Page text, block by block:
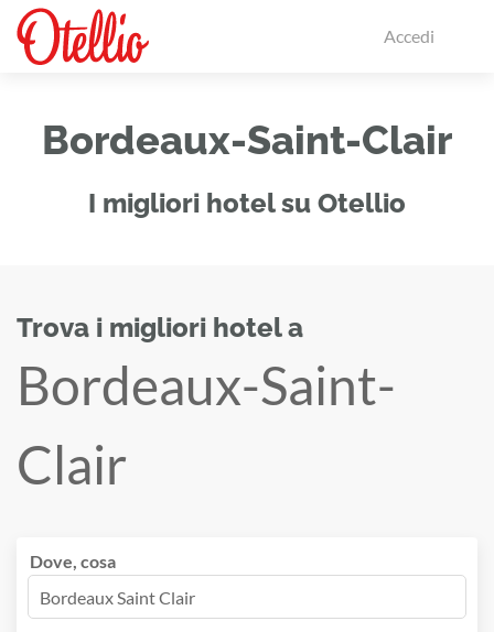
Accedi
Bordeaux-Saint-Clair
I migliori hotel su Otellio
Trova i migliori hotel a
Bordeaux-Saint-
Clair
Dove, cosa